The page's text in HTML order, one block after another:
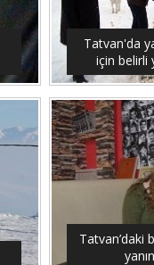
Tatvan'da
için belirli
Tatvan’daki